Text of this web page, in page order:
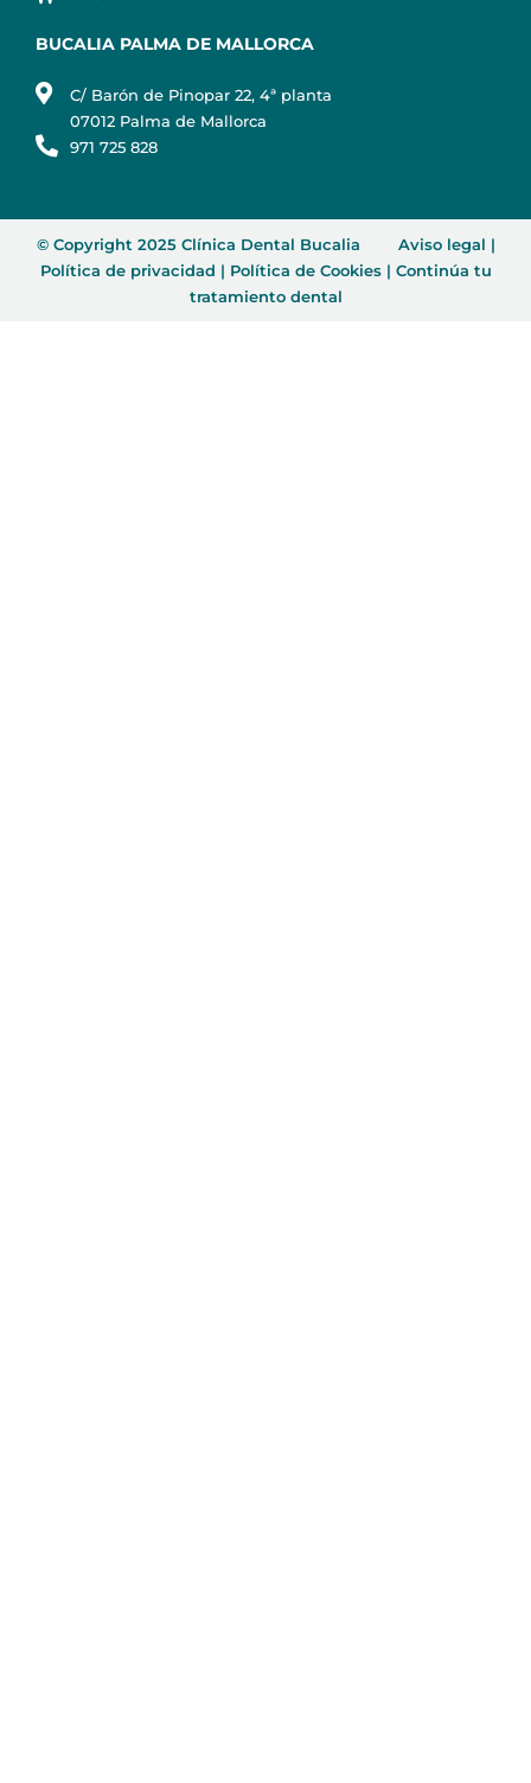
BUCALIA PALMA DE MALLORCA
C/ Barón de Pinopar 22, 4ª planta
07012 Palma de Mallorca
971 725 828
© Copyright 2025 Clínica Dental Bucalia Aviso legal |
Política de privacidad | Política de Cookies| Continúa tu
tratamiento dental